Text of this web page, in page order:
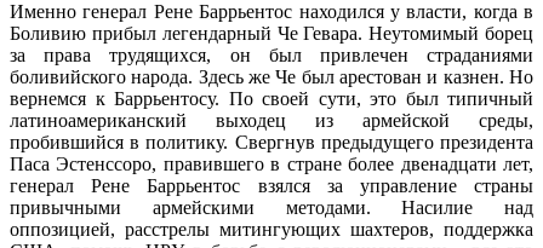
Именно генерал Рене Баррьентос находился у власти, когда в
Боливию прибыл легендарный Че Гевара. Неутомимый борец
за права трудящихся, он был привлечен страданиями
боливийского народа. Здесь же Че был арестован и казнен. Но
вернемся к Баррьентосу. По своей сути, это был типичный
латиноамериканский выходец из армейской среды,
пробившийся в политику. Свергнув предыдущего президента
Паса Эстенссоро, правившего в стране более двенадцати лет,
генерал Рене Баррьентос взялся за управление страны
привычными армейскими методами. Насилие над
оппозицией, расстрелы митингующих шахтеров, поддержка